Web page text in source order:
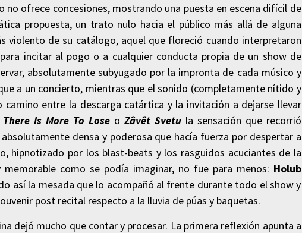
no ofrece concesiones, mostrando una puesta en escena difícil de
propuesta, un trato nulo hacia el público más allá de alguna
violento de su catálogo, aquel que floreció cuando interpretaron
incitar al pogo o a cualquier conducta propia de un show de
absolutamente subyugado por la impronta de cada músico y
a un concierto, mientras que el sonido (completamente nítido y
entre la descarga catártica y la invitación a dejarse llevar
There Is More To Loseo Zâvêt Svetula sensación que recorrió
densa y poderosa que hacía fuerza por despertar a
hipnotizado por los blast-beats y los rasguidos acuciantes de la
como se podía imaginar, no fue para menos: Holub
así la mesada que lo acompañó al frente durante todo el show y
post recital respecto a la lluvia de púas y baquetas.
dejó mucho que contar y procesar. La primera reflexión apunta a